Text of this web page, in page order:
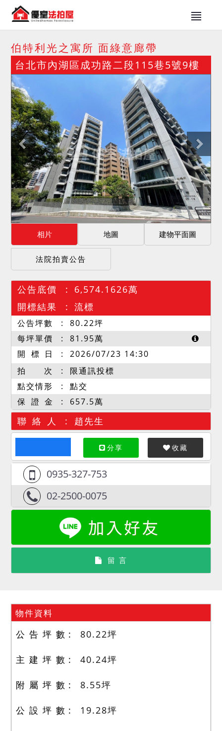
伯特利光之寓所 面綠意廊帶
台北市內湖區成功路二段115巷5號9樓
相片 地圖 建物平面圖
法院拍賣公告
公告底價
6,574.1626萬
開標結果
流標
公告坪數 80.22坪
每坪單價
81.95萬
開 標 日
2026/07/23 14:30
拍 次
限通訊投標
點交情形
點交
保 證 金
657.5萬
聯 絡 人 趙先生
分享 收藏
0935-327-753
02-2500-0075
留 言
物件資料
公 告 坪 數 80.22坪
主 建 坪 數 40.24坪
附 屬 坪 數 8.55坪
公 設 坪 數 19.28坪